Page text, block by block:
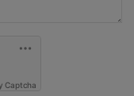
Captcha